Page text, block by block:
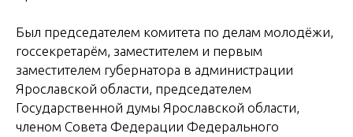
Был председателем комитета по делам молодёжи,
госсекретарём, заместителем и первым
заместителем губернатора в администрации
Ярославской области, председателем
Государственной думы Ярославской области,
членом Совета Федерации Федерального